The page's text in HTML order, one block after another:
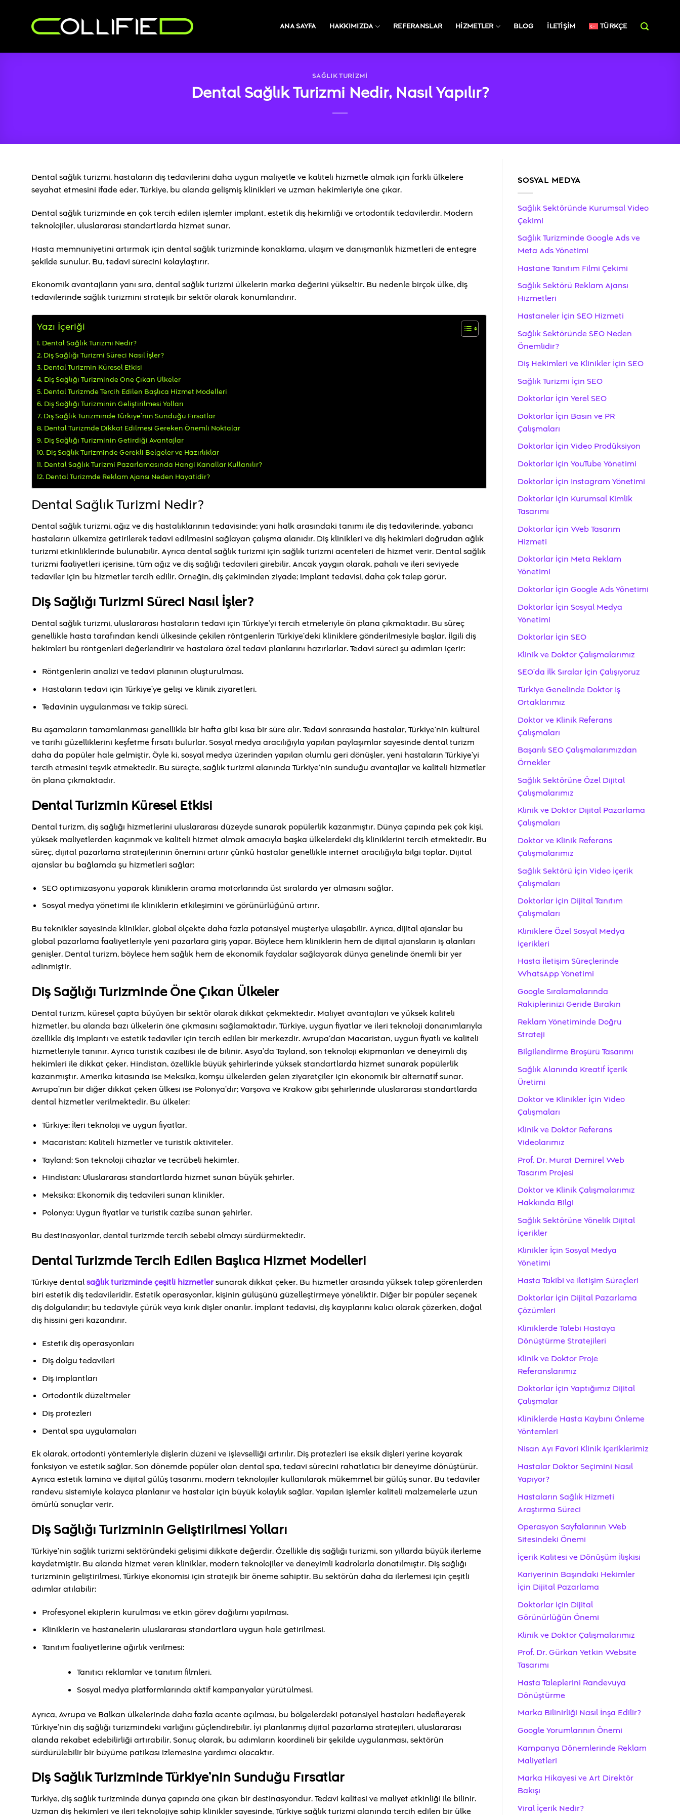
ANA SAYFA HAKKIMIZDA REFERANSLAR HIZMETLER BLOG İLETIŞIM TÜRKÇE
SAĞLIK TURIZMI
Dental Sağlık Turizmi Nedir, Nasıl Yapılır?
Dental sağlık turizmi, hastaların diş tedavilerini daha uygun maliyetle ve kaliteli hizmetle almak için farklı ülkelere
seyahat etmesini ifade eder. Türkiye, bu alanda gelişmiş klinikleri ve uzman hekimleriyle öne çıkar.
Dental sağlık turizminde en çok tercih edilen işlemler implant, estetik diş hekimliği ve ortodontik tedavilerdir. Modern
teknolojiler, uluslararası standartlarda hizmet sunar.
Hasta memnuniyetini artırmak için dental sağlık turizminde konaklama, ulaşım ve danışmanlık hizmetleri de entegre
şekilde sunulur. Bu, tedavi sürecini kolaylaştırır.
Ekonomik avantajların yanı sıra, dental sağlık turizmi ülkelerin marka değerini yükseltir. Bu nedenle birçok ülke, diş
tedavilerinde sağlık turizmini stratejik bir sektör olarak konumlandırır.
Yazı İçeriği
Dental Sağlık Turizmi Nedir?
Diş Sağlığı Turizmi Süreci Nasıl İşler?
Dental Turizmin Küresel Etkisi
Diş Sağlığı Turizminde Öne Çıkan Ülkeler
Dental Turizmde Tercih Edilen Başlıca Hizmet Modelleri
Diş Sağlığı Turizminin Geliştirilmesi Yolları
Diş Sağlık Turizminde Türkiye’nin Sunduğu Fırsatlar
Dental Turizmde Dikkat Edilmesi Gereken Önemli Noktalar
Diş Sağlığı Turizminin Getirdiği Avantajlar
Diş Sağlık Turizminde Gerekli Belgeler ve Hazırlıklar
Dental Sağlık Turizmi Pazarlamasında Hangi Kanallar Kullanılır?
Dental Turizmde Reklam Ajansı Neden Hayatidir?
Dental Sağlık Turizmi Nedir?
Dental sağlık turizmi, ağız ve diş hastalıklarının tedavisinde; yani halk arasındaki tanımı ile diş tedavilerinde, yabancı
hastaların ülkemize getirilerek tedavi edilmesini sağlayan çalışma alanıdır. Diş klinikleri ve diş hekimleri doğrudan ağlık
turizmi etkinliklerinde bulunabilir. Ayrıca dental sağlık turizmi için sağlık turizmi acenteleri de hizmet verir. Dental sağlık
turizmi faaliyetleri içerisine, tüm ağız ve diş sağlığı tedavileri girebilir. Ancak yaygın olarak, pahalı ve ileri seviyede
tedaviler için bu hizmetler tercih edilir. Örneğin, diş çekiminden ziyade; implant tedavisi, daha çok talep görür.
Diş Sağlığı Turizmi Süreci Nasıl İşler?
Dental sağlık turizmi, uluslararası hastaların tedavi için Türkiye’yi tercih etmeleriyle ön plana çıkmaktadır. Bu süreç
genellikle hasta tarafından kendi ülkesinde çekilen röntgenlerin Türkiye’deki kliniklere gönderilmesiyle başlar. İlgili diş
hekimleri bu röntgenleri değerlendirir ve hastalara özel tedavi planlarını hazırlarlar. Tedavi süreci şu adımları içerir:
Röntgenlerin analizi ve tedavi planının oluşturulması.
Hastaların tedavi için Türkiye’ye gelişi ve klinik ziyaretleri.
Tedavinin uygulanması ve takip süreci.
Bu aşamaların tamamlanması genellikle bir hafta gibi kısa bir süre alır. Tedavi sonrasında hastalar, Türkiye’nin kültürel
ve tarihi güzelliklerini keşfetme fırsatı bulurlar. Sosyal medya aracılığıyla yapılan paylaşımlar sayesinde dental turizm
daha da popüler hale gelmiştir. Öyle ki, sosyal medya üzerinden yapılan olumlu geri dönüşler, yeni hastaların Türkiye’yi
tercih etmesini teşvik etmektedir. Bu süreçte, sağlık turizmi alanında Türkiye’nin sunduğu avantajlar ve kaliteli hizmetler
ön plana çıkmaktadır.
Dental Turizmin Küresel Etkisi
Dental turizm, diş sağlığı hizmetlerini uluslararası düzeyde sunarak popülerlik kazanmıştır. Dünya çapında pek çok kişi,
yüksek maliyetlerden kaçınmak ve kaliteli hizmet almak amacıyla başka ülkelerdeki diş kliniklerini tercih etmektedir. Bu
süreç, dijital pazarlama stratejilerinin önemini artırır çünkü hastalar genellikle internet aracılığıyla bilgi toplar. Dijital
ajanslar bu bağlamda şu hizmetleri sağlar:
SEO optimizasyonu yaparak kliniklerin arama motorlarında üst sıralarda yer almasını sağlar.
Sosyal medya yönetimi ile kliniklerin etkileşimini ve görünürlüğünü artırır.
Bu teknikler sayesinde klinikler, global ölçekte daha fazla potansiyel müşteriye ulaşabilir. Ayrıca, dijital ajanslar bu
global pazarlama faaliyetleriyle yeni pazarlara giriş yapar. Böylece hem kliniklerin hem de dijital ajansların iş alanları
genişler. Dental turizm, böylece hem sağlık hem de ekonomik faydalar sağlayarak dünya genelinde önemli bir yer
edinmiştir.
Diş Sağlığı Turizminde Öne Çıkan Ülkeler
Dental turizm, küresel çapta büyüyen bir sektör olarak dikkat çekmektedir. Maliyet avantajları ve yüksek kaliteli
hizmetler, bu alanda bazı ülkelerin öne çıkmasını sağlamaktadır. Türkiye, uygun fiyatlar ve ileri teknoloji donanımlarıyla
özellikle diş implantı ve estetik tedaviler için tercih edilen bir merkezdir. Avrupa’dan Macaristan, uygun fiyatlı ve kaliteli
hizmetleriyle tanınır. Ayrıca turistik cazibesi ile de bilinir. Asya’da Tayland, son teknoloji ekipmanları ve deneyimli diş
hekimleri ile dikkat çeker. Hindistan, özellikle büyük şehirlerinde yüksek standartlarda hizmet sunarak popülerlik
kazanmıştır. Amerika kıtasında ise Meksika, komşu ülkelerden gelen ziyaretçiler için ekonomik bir alternatif sunar.
Avrupa’nın bir diğer dikkat çeken ülkesi ise Polonya’dır; Varşova ve Krakow gibi şehirlerinde uluslararası standartlarda
dental hizmetler verilmektedir. Bu ülkeler:
Türkiye: İleri teknoloji ve uygun fiyatlar.
Macaristan: Kaliteli hizmetler ve turistik aktiviteler.
Tayland: Son teknoloji cihazlar ve tecrübeli hekimler.
Hindistan: Uluslararası standartlarda hizmet sunan büyük şehirler.
Meksika: Ekonomik diş tedavileri sunan klinikler.
Polonya: Uygun fiyatlar ve turistik cazibe sunan şehirler.
Bu destinasyonlar, dental turizmde tercih sebebi olmayı sürdürmektedir.
Dental Turizmde Tercih Edilen Başlıca Hizmet Modelleri
Türkiye dentalsağlık turizminde çeşitli hizmetlersunarak dikkat çeker. Bu hizmetler arasında yüksek talep görenlerden
biri estetik diş tedavileridir. Estetik operasyonlar, kişinin gülüşünü güzelleştirmeye yöneliktir. Diğer bir popüler seçenek
diş dolgularıdır; bu tedaviyle çürük veya kırık dişler onarılır. İmplant tedavisi, diş kayıplarını kalıcı olarak çözerken, doğal
diş hissini geri kazandırır.
Estetik diş operasyonları
Diş dolgu tedavileri
Diş implantları
Ortodontik düzeltmeler
Diş protezleri
Dental spa uygulamaları
Ek olarak, ortodonti yöntemleriyle dişlerin düzeni ve işlevselliği artırılır. Diş protezleri ise eksik dişleri yerine koyarak
fonksiyon ve estetik sağlar. Son dönemde popüler olan dental spa, tedavi sürecini rahatlatıcı bir deneyime dönüştürür.
Ayrıca estetik lamina ve dijital gülüş tasarımı, modern teknolojiler kullanılarak mükemmel bir gülüş sunar. Bu tedaviler
randevu sistemiyle kolayca planlanır ve hastalar için büyük kolaylık sağlar. Yapılan işlemler kaliteli malzemelerle uzun
ömürlü sonuçlar verir.
Diş Sağlığı Turizminin Geliştirilmesi Yolları
Türkiye’nin sağlık turizmi sektöründeki gelişimi dikkate değerdir. Özellikle diş sağlığı turizmi, son yıllarda büyük ilerleme
kaydetmiştir. Bu alanda hizmet veren klinikler, modern teknolojiler ve deneyimli kadrolarla donatılmıştır. Diş sağlığı
turizminin geliştirilmesi, Türkiye ekonomisi için stratejik bir öneme sahiptir. Bu sektörün daha da ilerlemesi için çeşitli
adımlar atılabilir:
Profesyonel ekiplerin kurulması ve etkin görev dağılımı yapılması.
Kliniklerin ve hastanelerin uluslararası standartlara uygun hale getirilmesi.
Tanıtım faaliyetlerine ağırlık verilmesi:
Tanıtıcı reklamlar ve tanıtım filmleri.
Sosyal medya platformlarında aktif kampanyalar yürütülmesi.
Ayrıca, Avrupa ve Balkan ülkelerinde daha fazla acente açılması, bu bölgelerdeki potansiyel hastaları hedefleyerek
Türkiye’nin diş sağlığı turizmindeki varlığını güçlendirebilir. İyi planlanmış dijital pazarlama stratejileri, uluslararası
alanda rekabet edebilirliği artırabilir. Sonuç olarak, bu adımların koordineli bir şekilde uygulanması, sektörün
sürdürülebilir bir büyüme patikası izlemesine yardımcı olacaktır.
Diş Sağlık Turizminde Türkiye’nin Sunduğu Fırsatlar
Türkiye, diş sağlık turizminde dünya çapında öne çıkan bir destinasyondur. Tedavi kalitesi ve maliyet etkinliği ile bilinir.
Uzman diş hekimleri ve ileri teknolojiye sahip klinikler sayesinde, Türkiye sağlık turizmi alanında tercih edilen bir ülke
SOSYAL MEDYA
Sağlık Sektöründe Kurumsal Video
Çekimi
Sağlık Turizminde Google Ads ve
Meta Ads Yönetimi
Hastane Tanıtım Filmi Çekimi
Sağlık Sektörü Reklam Ajansı
Hizmetleri
Hastaneler İçin SEO Hizmeti
Sağlık Sektöründe SEO Neden
Önemlidir?
Diş Hekimleri ve Klinikler İçin SEO
Sağlık Turizmi İçin SEO
Doktorlar İçin Yerel SEO
Doktorlar İçin Basın ve PR
Çalışmaları
Doktorlar İçin Video Prodüksiyon
Doktorlar İçin YouTube Yönetimi
Doktorlar İçin Instagram Yönetimi
Doktorlar İçin Kurumsal Kimlik
Tasarımı
Doktorlar İçin Web Tasarım
Hizmeti
Doktorlar İçin Meta Reklam
Yönetimi
Doktorlar İçin Google Ads Yönetimi
Doktorlar İçin Sosyal Medya
Yönetimi
Doktorlar İçin SEO
Klinik ve Doktor Çalışmalarımız
SEO’da İlk Sıralar İçin Çalışıyoruz
Türkiye Genelinde Doktor İş
Ortaklarımız
Doktor ve Klinik Referans
Çalışmaları
Başarılı SEO Çalışmalarımızdan
Örnekler
Sağlık Sektörüne Özel Dijital
Çalışmalarımız
Klinik ve Doktor Dijital Pazarlama
Çalışmaları
Doktor ve Klinik Referans
Çalışmalarımız
Sağlık Sektörü İçin Video İçerik
Çalışmaları
Doktorlar İçin Dijital Tanıtım
Çalışmaları
Kliniklere Özel Sosyal Medya
İçerikleri
Hasta İletişim Süreçlerinde
WhatsApp Yönetimi
Google Sıralamalarında
Rakiplerinizi Geride Bırakın
Reklam Yönetiminde Doğru
Strateji
Bilgilendirme Broşürü Tasarımı
Sağlık Alanında Kreatif İçerik
Üretimi
Doktor ve Klinikler İçin Video
Çalışmaları
Klinik ve Doktor Referans
Videolarımız
Prof. Dr. Murat Demirel Web
Tasarım Projesi
Doktor ve Klinik Çalışmalarımız
Hakkında Bilgi
Sağlık Sektörüne Yönelik Dijital
İçerikler
Klinikler İçin Sosyal Medya
Yönetimi
Hasta Takibi ve İletişim Süreçleri
Doktorlar İçin Dijital Pazarlama
Çözümleri
Kliniklerde Talebi Hastaya
Dönüştürme Stratejileri
Klinik ve Doktor Proje
Referanslarımız
Doktorlar İçin Yaptığımız Dijital
Çalışmalar
Kliniklerde Hasta Kaybını Önleme
Yöntemleri
Nisan Ayı Favori Klinik İçeriklerimiz
Hastalar Doktor Seçimini Nasıl
Yapıyor?
Hastaların Sağlık Hizmeti
Araştırma Süreci
Operasyon Sayfalarının Web
Sitesindeki Önemi
İçerik Kalitesi ve Dönüşüm İlişkisi
Kariyerinin Başındaki Hekimler
İçin Dijital Pazarlama
Doktorlar İçin Dijital
Görünürlüğün Önemi
Klinik ve Doktor Çalışmalarımız
Prof. Dr. Gürkan Yetkin Website
Tasarımı
Hasta Taleplerini Randevuya
Dönüştürme
Marka Bilinirliği Nasıl İnşa Edilir?
Google Yorumlarının Önemi
Kampanya Dönemlerinde Reklam
Maliyetleri
Marka Hikayesi ve Art Direktör
Bakışı
Viral İçerik Nedir?